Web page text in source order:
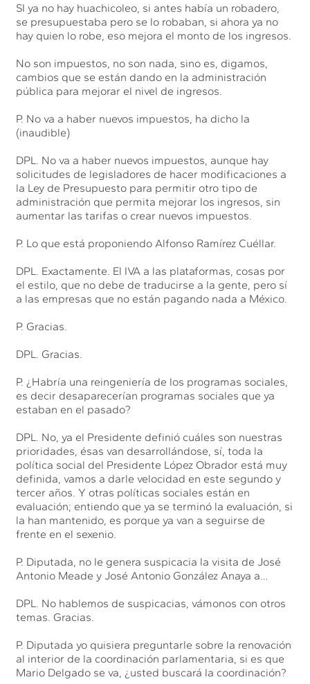
SI ya no hay huachicoleo, si antes había un robadero,
se presupuestaba pero se lo robaban, si ahora ya no
hay quien lo robe, eso mejora el monto de los ingresos.
No son impuestos, no son nada, sino es, digamos,
cambios que se están dando en la administración
pública para mejorar el nivel de ingresos.
P. No va a haber nuevos impuestos, ha dicho la
(inaudible)
DPL. No va a haber nuevos impuestos, aunque hay
solicitudes de legisladores de hacer modificaciones a
la Ley de Presupuesto para permitir otro tipo de
administración que permita mejorar los ingresos, sin
aumentar las tarifas o crear nuevos impuestos.
P. Lo que está proponiendo Alfonso Ramírez Cuéllar.
DPL. Exactamente. El IVA a las plataformas, cosas por
el estilo, que no debe de traducirse a la gente, pero sí
a las empresas que no están pagando nada a México.
P. Gracias.
DPL. Gracias.
P. ¿Habría una reingeniería de los programas sociales,
es decir desaparecerían programas sociales que ya
estaban en el pasado?
DPL. No, ya el Presidente definió cuáles son nuestras
prioridades, ésas van desarrollándose, sí, toda la
política social del Presidente López Obrador está muy
definida, vamos a darle velocidad en este segundo y
tercer años. Y otras políticas sociales están en
evaluación; entiendo que ya se terminó la evaluación, si
la han mantenido, es porque ya van a seguirse de
frente en el sexenio.
P. Diputada, no le genera suspicacia la visita de José
Antonio Meade y José Antonio González Anaya a…
DPL. No hablemos de suspicacias, vámonos con otros
temas. Gracias.
P. Diputada yo quisiera preguntarle sobre la renovación
al interior de la coordinación parlamentaria, si es que
Mario Delgado se va, ¿usted buscará la coordinación?